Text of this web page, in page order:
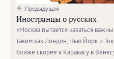
Предыдущая
Иностранцы о русских
«Москва пытается казаться
таким как Лондон, Нью Йорк и
ближе скорее к Каракасу в